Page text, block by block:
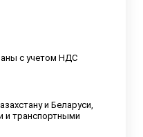
с учетом НДС
и Беларуси,
и транспортными